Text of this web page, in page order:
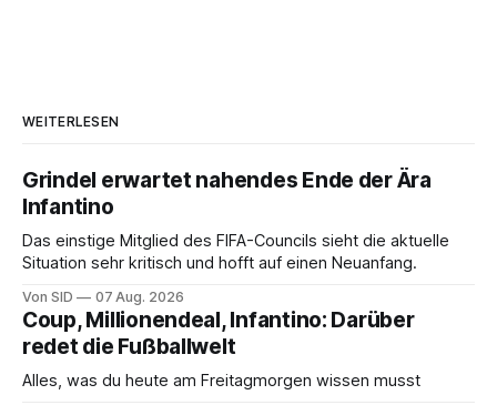
WEITERLESEN
Grindel erwartet nahendes Ende der Ära
Infantino
Das einstige Mitglied des FIFA-Councils sieht die aktuelle
Situation sehr kritisch und hofft auf einen Neuanfang.
Von SID 07 Aug. 2026
Coup, Millionendeal, Infantino: Darüber
redet die Fußballwelt
Alles, was du heute am Freitagmorgen wissen musst